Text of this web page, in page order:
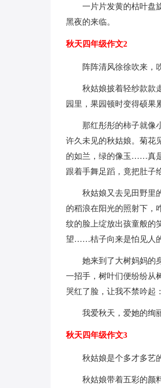
一片片发黄的枯叶盘
黑夜的来临。
秋天四年级作文2
阵阵清风徐徐吹来，
秋姑娘披着轻纱款款
园里，果园顿时变得硕果
那红彤彤的柿子就像
许久未见的秋姑娘。菊花
的如兰，绿的像玉……真
跟着手舞足蹈，竟把肚子
秋姑娘又去见田野里
的稻浪在阳光的照射下，
纹的脸上绽放出孩童般的
望……桔子向来是怕见人
她来到了大树妈妈的
一招手，树叶们便纷纷从
哭红了脸，让我不禁吟起
我爱秋天，爱她的绚
秋天四年级作文3
秋姑娘是个多才多艺
秋姑娘带着五彩的颜